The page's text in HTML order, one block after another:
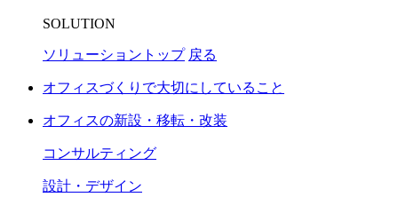
SOLUTION
ソリューショントップ 戻る
オフィスづくりで大切にしていること
オフィスの新設・移転・改装
コンサルティング
設計・デザイン